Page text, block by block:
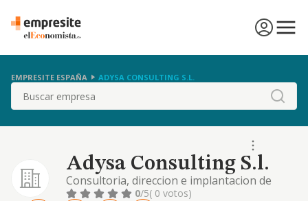
EMPRESITE ESPAÑA ADYSA CONSULTING S.L.
Buscar
Adysa Consulting S.l.
Consultoria, direccion e implantacion de
proyectos tecnologicos.
0/5( 0 votos)